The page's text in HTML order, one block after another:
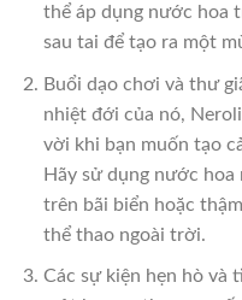
thể áp dụng nước hoa
sau tai để tạo ra một
Buổi dạo chơi và thư
nhiệt đới của nó,
vời khi bạn muốn tạo
Hãy sử dụng nước
trên bãi biển hoặc
thể thao ngoài trời.
Các sự kiện hẹn hò và